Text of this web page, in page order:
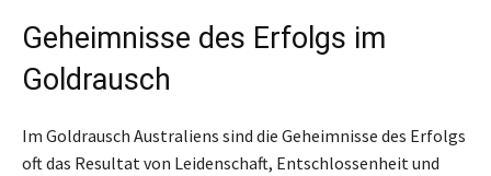
Geheimnisse des Erfolgs im
Goldrausch
Im Goldrausch Australiens sind die Geheimnisse des Erfolgs
oft das Resultat von Leidenschaft, Entschlossenheit und